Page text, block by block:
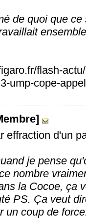
de quoi que
flash-
ump-cope-
effraction d'un
je pense
nombre
la Cocoe, ça
PS. Ça veut
un coup de